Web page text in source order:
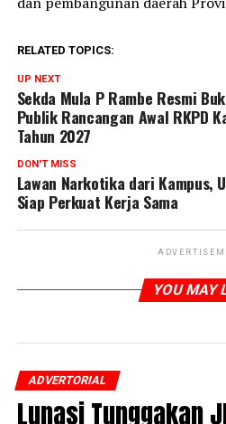
RELATED TOPICS:
UP NEXT
Sekda Mula P Rambe Resmi
Publik Rancangan Awal RKPD
Tahun 2027
DON'T MISS
Lawan Narkotika dari Kampus,
Siap Perkuat Kerja Sama
YOU MAY
ADVERTORIAL
Lunasi Tunggakan